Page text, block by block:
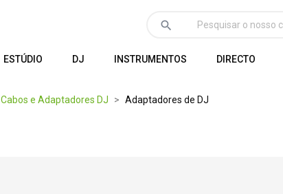
search
ESTÚDIO DJ INSTRUMENTOS DIRECTO
Cabos e Adaptadores DJ Adaptadores de DJ